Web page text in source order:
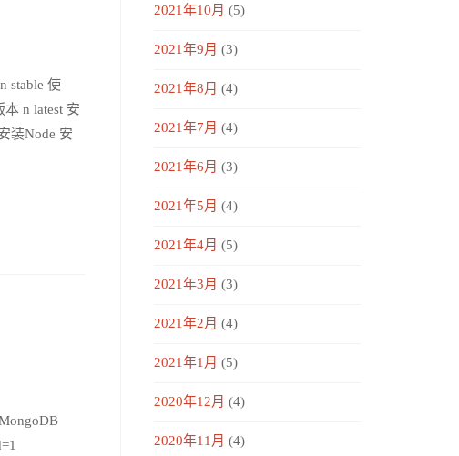
stable 使
n latest 安
装Node 安
2021年10月 (5)
2021年9月 (3)
2021年8月 (4)
2021年7月 (4)
2021年6月 (3)
2021年5月 (4)
2021年4月 (5)
2021年3月 (3)
2021年2月 (4)
2021年1月 (5)
2020年12月 (4)
2020年11月 (4)